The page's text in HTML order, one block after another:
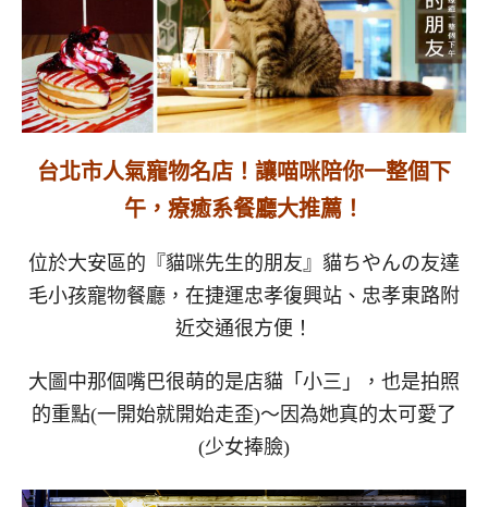
台北市人氣寵物名店！讓喵咪陪你一整個下
午，療癒系餐廳大推薦！
位於大安區的『貓咪先生的朋友』貓ちやんの友達
毛小孩寵物餐廳，在捷運忠孝復興站、忠孝東路附
近交通很方便！
大圖中那個嘴巴很萌的是店貓「小三」，也是拍照
的重點(一開始就開始走歪)～因為她真的太可愛了
(少女捧臉)